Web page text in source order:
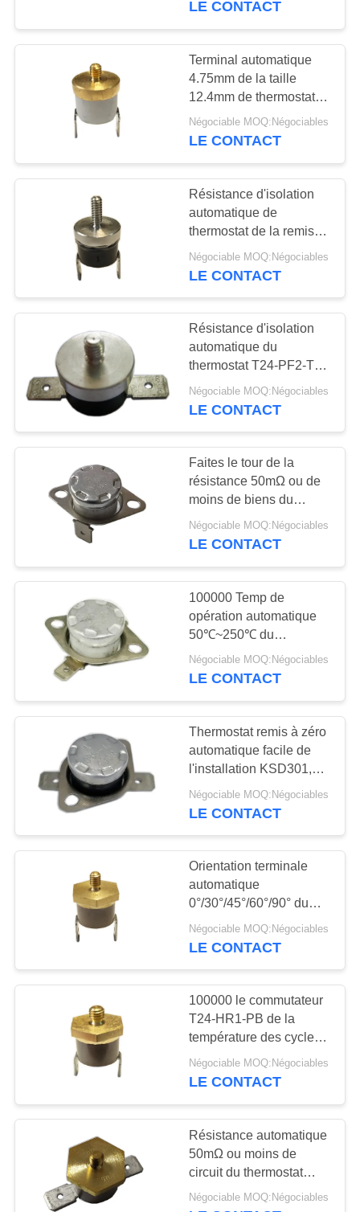
Contrôleur de
température
intelligent
13
Instrument de
mesure d'énergie
électrique
28
Contre- mètre
électrique
9
LE CONTACT
Terminal automatique
4.75mm de la taille
12.4mm de thermostat
de remise de T24-RR2-
CB 0,187 pouces
Négociable MOQ:Négociables
LE CONTACT
Résistance d'isolation
automatique de
thermostat de la remise
KSD301 100MΩ ou plus
de T24-PR2-TB
Négociable MOQ:Négociables
LE CONTACT
Résistance d'isolation
automatique du
thermostat T24-PF2-TB
de remise de cas de
PPS 100MΩ ou plus
Négociable MOQ:Négociables
LE CONTACT
Faites le tour de la
résistance 50mΩ ou de
moins de biens du
thermostat KSD301
250V 10A T24-OR8-CB
Négociable MOQ:Négociables
LE CONTACT
100000 Temp de
opération automatique
50℃~250℃ du
thermostat T24-OF9-CB
CQC de remise de
Négociable MOQ:Négociables
LE CONTACT
Thermostat remis à zéro
automatique facile de
l'installation KSD301,
pour le contrôle de
température, parenthèse
Négociable MOQ:Négociables
LE CONTACT
Orientation terminale
automatique
0°/30°/45°/60°/90° du
thermostat T24-HR2-PB
de remise de C.C 500V
Négociable MOQ:Négociables
LE CONTACT
100000 le commutateur
T24-HR1-PB de la
température des cycles
KSD301 choisissent
Polonais - choisissez le
Négociable MOQ:Négociables
LE CONTACT
Résistance automatique
50mΩ ou moins de
circuit du thermostat
T24-HF2-PB de remise
de PAC de cuivre
Négociable MOQ:Négociables